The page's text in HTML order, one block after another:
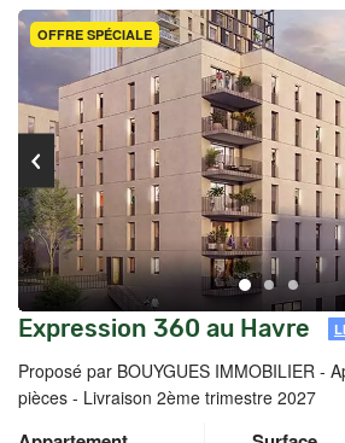
OFFRE SPÉCIALE
Expression 360 au Havre
Proposé par BOUYGUES IMMOBILIER -
pièces - Livraison 2ème trimestre 2027